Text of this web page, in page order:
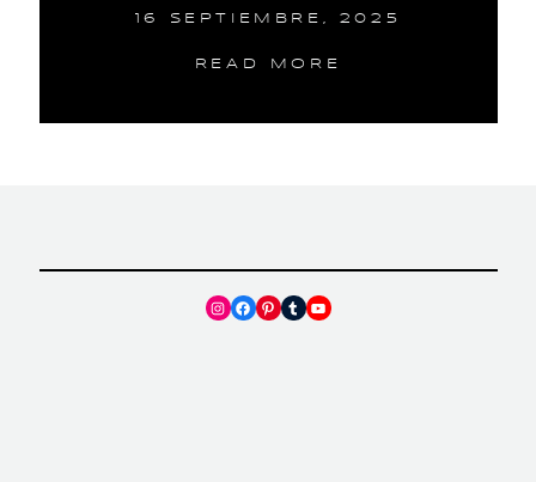
16 SEPTIEMBRE, 2025
READ MORE
Instagram
Facebook
Pinterest
TumblrYouTube